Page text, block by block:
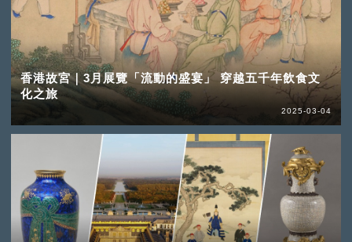
香港故宮｜3月展覽「流動的盛宴」 穿越五千年飲食文
化之旅
2025-03-04